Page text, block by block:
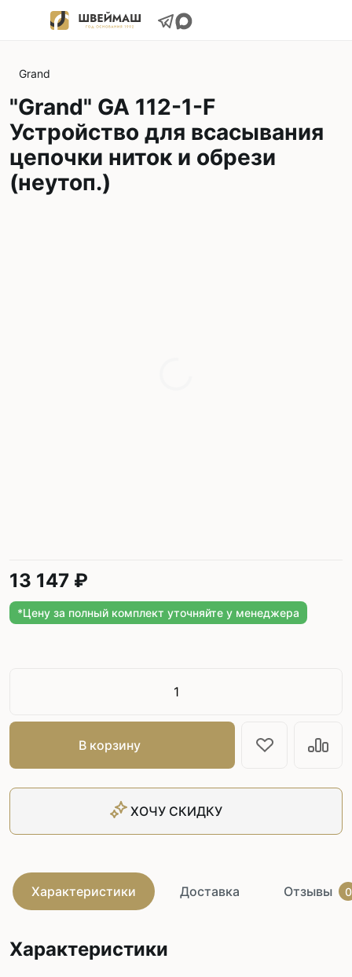
Grand
"Grand" GA 112-1-F
Устройство для всасывания
цепочки ниток и обрези
(неутоп.)
13 147 ₽
*Цену за полный комплект уточняйте у менеджера
В корзину
ХОЧУ СКИДКУ
Характеристики Доставка Отзывы 0
Характеристики